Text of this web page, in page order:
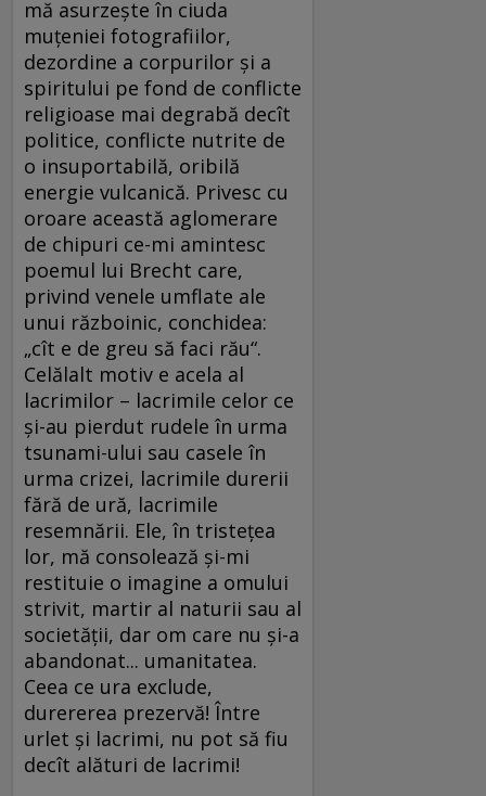
mă asurzeşte în ciuda
muţeniei fotografiilor,
dezordine a corpurilor şi a
spiritului pe fond de conflicte
religioase mai degrabă decît
politice, conflicte nutrite de
o insuportabilă, oribilă
energie vulcanică. Privesc cu
oroare această aglomerare
de chipuri ce-mi amintesc
poemul lui Brecht care,
privind venele umflate ale
unui războinic, conchidea:
„cît e de greu să faci rău“.
Celălalt motiv e acela al
lacrimilor – lacrimile celor ce
şi-au pierdut rudele în urma
tsunami-ului sau casele în
urma crizei, lacrimile durerii
fără de ură, lacrimile
resemnării. Ele, în tristeţea
lor, mă consolează şi-mi
restituie o imagine a omului
strivit, martir al naturii sau al
societăţii, dar om care nu şi-a
abandonat... umanitatea.
Ceea ce ura exclude,
durererea prezervă! Între
urlet şi lacrimi, nu pot să fiu
decît alături de lacrimi!